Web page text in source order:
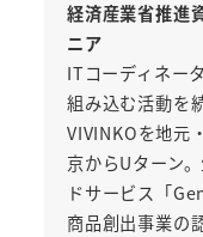
経済産業省推進
ニア
ITコーディネー
組み込む活動を
VIVINKOを地元
京からUターン
ドサービス「
商品創出事業の